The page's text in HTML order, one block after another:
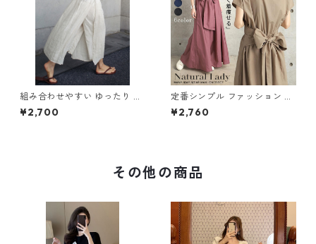
組み合わせやすい ゆったり キ
ュロットスカート パンツ m-7
63
¥2,700
定番シンプル ファッション 半
袖 バックリボン 6色展開ワン
ピース m-734
¥2,760
その他の商品